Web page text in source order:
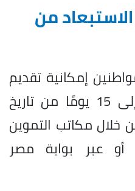
من
إمكانية تقديم
تظلم خلال مدة تصل إلى 15 يومًا من تاريخ
خلال مكاتب التموين
أو عبر بوابة مصر